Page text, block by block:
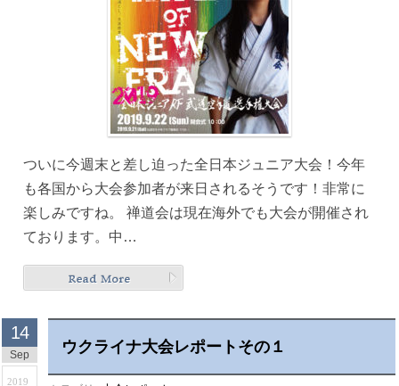
ついに今週末と差し迫った全日本ジュニア大会！今年
も各国から大会参加者が来日されるそうです！非常に
楽しみですね。 禅道会は現在海外でも大会が開催され
ております。中…
ウクライナ大会レポートその１
14
Sep
2019